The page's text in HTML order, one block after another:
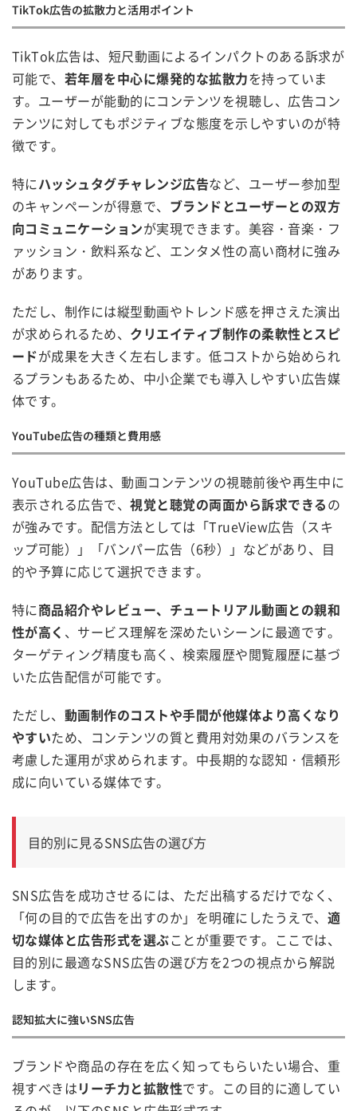
TikTok広告の拡散力と活用ポイント
TikTok広告は、短尺動画によるインパクトのある訴求が
可能で、 若年層を中心に爆発的な拡散力を持っていま
す。ユーザーが能動的にコンテンツを視聴し、広告コン
テンツに対してもポジティブな態度を示しやすいのが特
徴です。
特にハッシュタグチャレンジ広告など、ユーザー参加型
のキャンペーンが得意で、 ブランドとユーザーとの双方
向コミュニケーションが実現できます。美容・音楽・フ
ァッション・飲料系など、エンタメ性の高い商材に強み
があります。
ただし、制作には縦型動画やトレンド感を押さえた演出
が求められるため、 クリエイティブ制作の柔軟性とスピ
ードが成果を大きく左右します。低コストから始められ
るプランもあるため、中小企業でも導入しやすい広告媒
体です。
YouTube広告の種類と費用感
YouTube広告は、動画コンテンツの視聴前後や再生中に
表示される広告で、視覚と聴覚の両面から訴求できるの
が強みです。配信方法としては「TrueView広告（スキ
ップ可能）」「バンパー広告（6秒）」などがあり、目
的や予算に応じて選択できます。
特に商品紹介やレビュー、チュートリアル動画との親和
性が高く 、サービス理解を深めたいシーンに最適です。
ターゲティング精度も高く、検索履歴や閲覧履歴に基づ
いた広告配信が可能です。
ただし、 動画制作のコストや手間が他媒体より高くなり
やすいため、コンテンツの質と費用対効果のバランスを
考慮した運用が求められます。中長期的な認知・信頼形
成に向いている媒体です。
目的別に見るSNS広告の選び方
SNS広告を成功させるには、ただ出稿するだけでなく、
「何の目的で広告を出すのか」を明確にしたうえで、 適
切な媒体と広告形式を選ぶことが重要です。ここでは、
目的別に最適なSNS広告の選び方を2つの視点から解説
します。
認知拡大に強いSNS広告
ブランドや商品の存在を広く知ってもらいたい場合、重
視すべきはリーチ力と拡散性です。この目的に適してい